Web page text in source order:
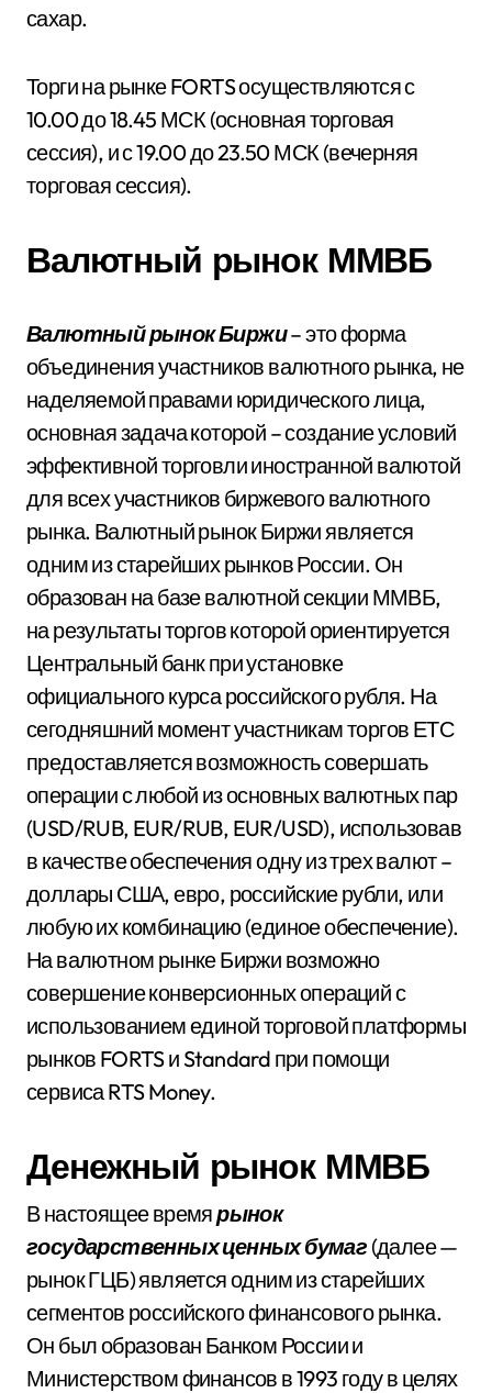
сахар.
Торги на рынке FORTS осуществляются с
10.00 до 18.45 МСК (основная торговая
сессия), и с 19.00 до 23.50 МСК (вечерняя
торговая сессия).
Валютный рынок ММВБ
Валютный рынок Биржи– это форма
объединения участников валютного рынка, не
наделяемой правами юридического лица,
основная задача которой – создание условий
эффективной торговли иностранной валютой
для всех участников биржевого валютного
рынка. Валютный рынок Биржи является
одним из старейших рынков России. Он
образован на базе валютной секции ММВБ,
на результаты торгов которой ориентируется
Центральный банк при установке
официального курса российского рубля. На
сегодняшний момент участникам торгов ЕТС
предоставляется возможность совершать
операции с любой из основных валютных пар
(USD/RUB, EUR/RUB, EUR/USD), использовав
в качестве обеспечения одну из трех валют –
доллары США, евро, российские рубли, или
любую их комбинацию (единое обеспечение).
На валютном рынке Биржи возможно
совершение конверсионных операций с
использованием единой торговой платформы
рынков FORTS и Standard при помощи
сервиса RTS Money.
Денежный рынок ММВБ
В настоящее времярынок
государственных ценных бумаг (далее —
рынок ГЦБ) является одним из старейших
сегментов российского финансового рынка.
Он был образован Банком России и
Министерством финансов в 1993 году в целях